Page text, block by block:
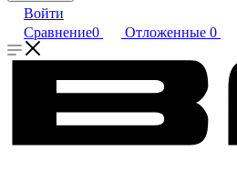
Войти
Сравнение0 Отложенные 0